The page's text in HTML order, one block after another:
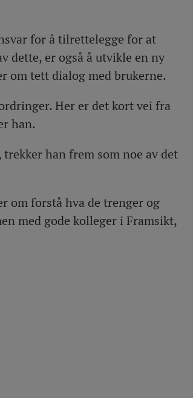
for å tilrettelegge for at
dette, er også å utvikle en ny
om tett dialog med brukerne.
Her er det kort vei fra
han.
han frem som noe av det
om forstå hva de trenger og
med gode kolleger i Framsikt,